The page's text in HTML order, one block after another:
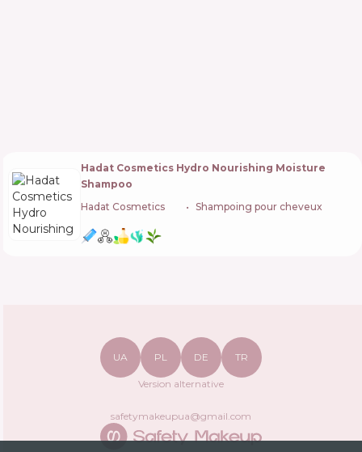
Hadat Cosmetics Hydro Nourishing Moisture
Shampoo
Hadat Cosmetics
Shampoing pour cheveux
UA PL DE TR
Version alternative
safetymakeupua@gmail.com